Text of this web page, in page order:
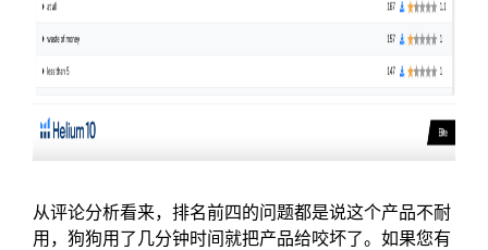
从评论分析看来，排名前四的问题都是说这个产品不耐
用，狗狗用了几分钟时间就把产品给咬坏了。如果您有